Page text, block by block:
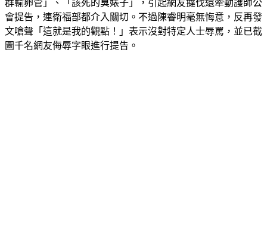
群輸卵管」、「該死的臭婊子」，引起網友撻伐還牽動護師公
會提告，連衛福部都介入關切。不過陳睿明毫無悔意，反再發
文嗆聲「這就是我的觀點！」表示沒對特定人士辱罵，並已截
圖千名網友侮辱字眼進行提告。